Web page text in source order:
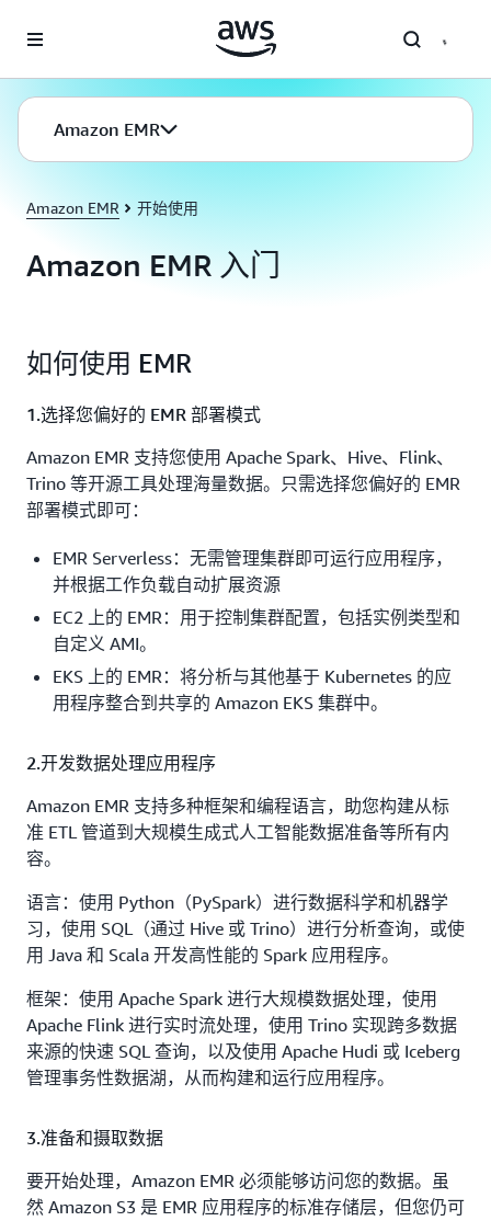
Amazon EMR 开始使用
Amazon EMR 入门
Amazon EMR
如何使用 EMR
1.选择您偏好的 EMR 部署模式
Amazon EMR 支持您使用 Apache Spark、Hive、Flink、
Trino 等开源工具处理海量数据。只需选择您偏好的 EMR
部署模式即可：
EMR Serverless：无需管理集群即可运行应用程序，
并根据工作负载自动扩展资源
EC2 上的 EMR：用于控制集群配置，包括实例类型和
自定义 AMI。
EKS 上的 EMR：将分析与其他基于 Kubernetes 的应
用程序整合到共享的 Amazon EKS 集群中。
2.开发数据处理应用程序
Amazon EMR 支持多种框架和编程语言，助您构建从标
准 ETL 管道到大规模生成式人工智能数据准备等所有内
容。
语言：使用 Python（PySpark）进行数据科学和机器学
习，使用 SQL（通过 Hive 或 Trino）进行分析查询，或使
用 Java 和 Scala 开发高性能的 Spark 应用程序。
框架：使用 Apache Spark 进行大规模数据处理，使用
Apache Flink 进行实时流处理，使用 Trino 实现跨多数据
来源的快速 SQL 查询，以及使用 Apache Hudi 或 Iceberg
管理事务性数据湖，从而构建和运行应用程序。
3.准备和摄取数据
要开始处理，Amazon EMR 必须能够访问您的数据。虽
然 Amazon S3 是 EMR 应用程序的标准存储层，但您仍可